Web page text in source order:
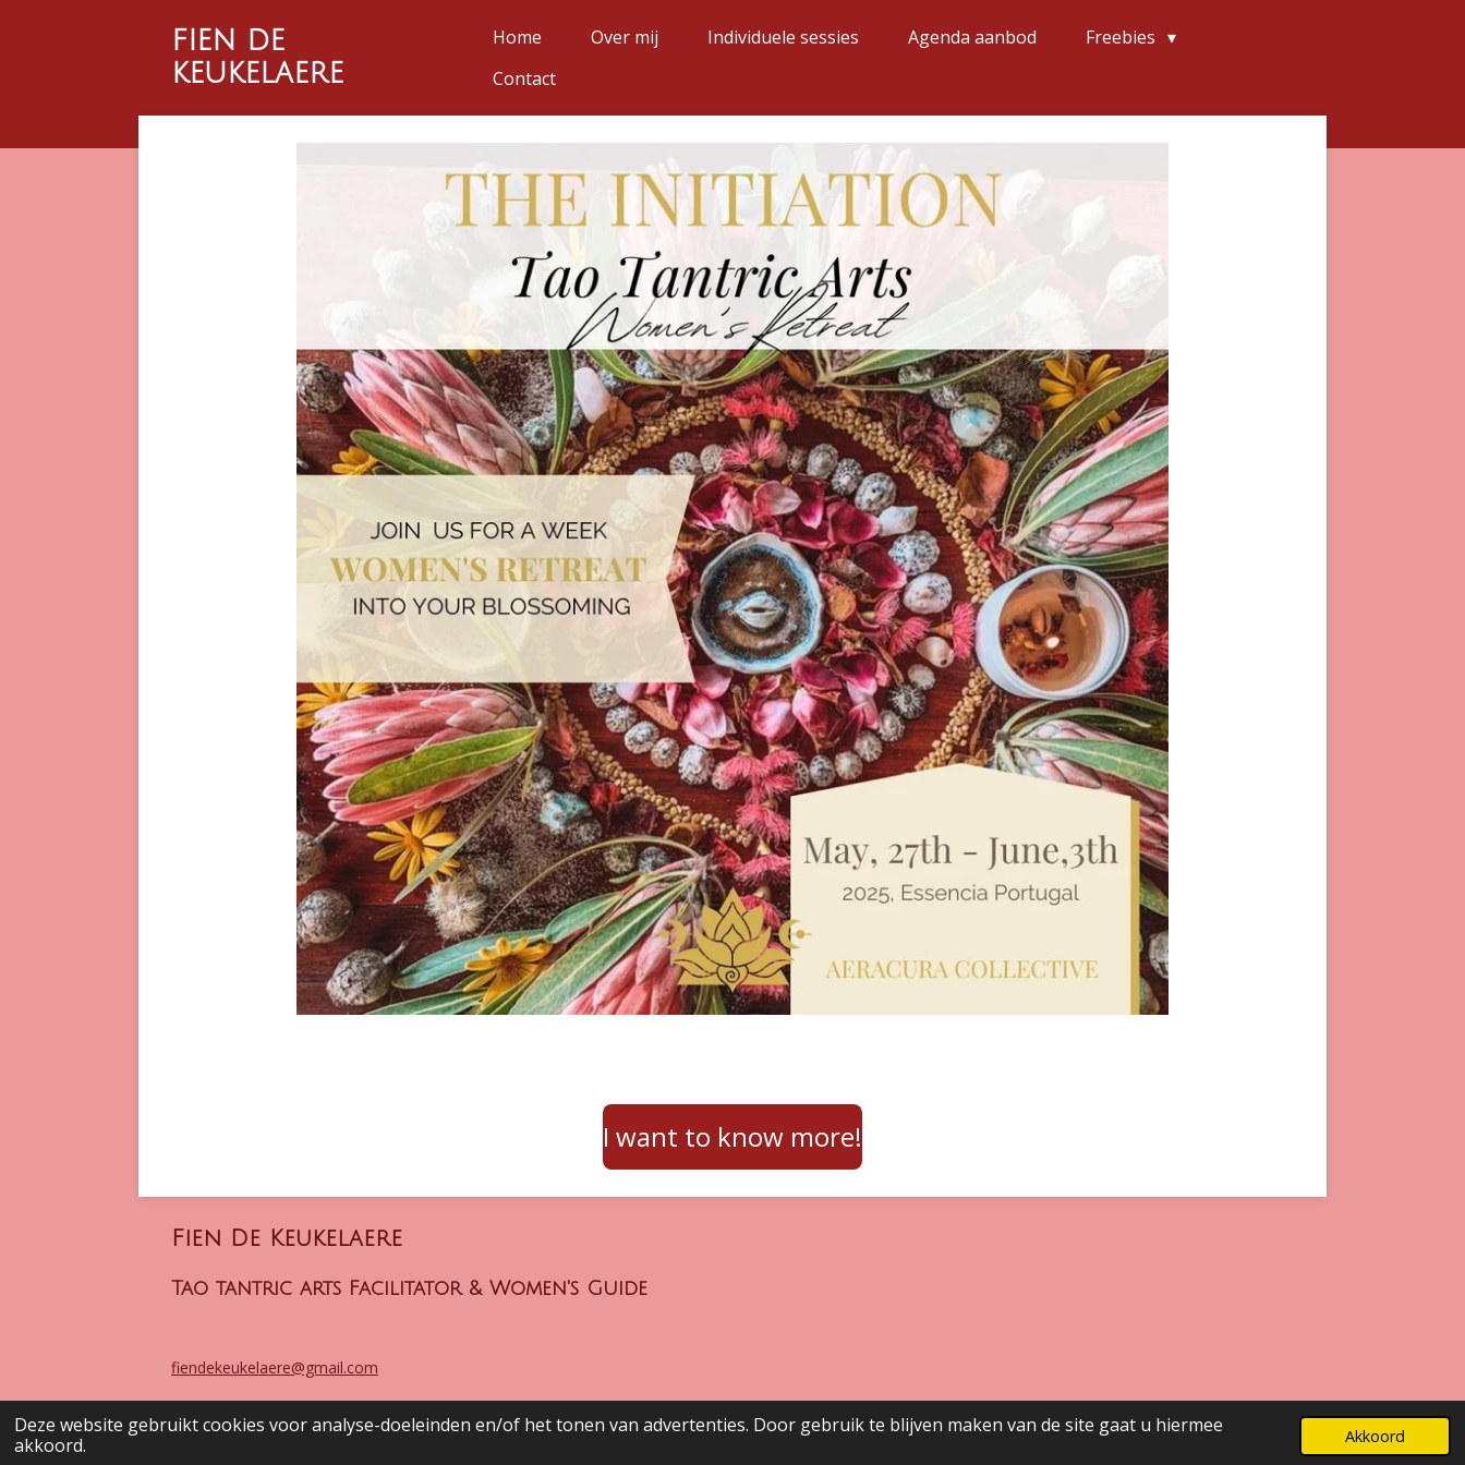
Deze website gebruikt cookies voor analyse-doeleinden en/of het tonen van advertenties. Door gebruik te blijven maken van de site gaat u hiermee
akkoord.
Akkoord
fien de
keukelaere
Home Over mij Individuele sessies Agenda aanbod
Freebies
Contact
I want to know more!
Fien De Keukelaere
Tao tantric arts Facilitator & Women's Guide
fiendekeukelaere@gmail.com
© 2025 Fien De Keukelaere Powered by